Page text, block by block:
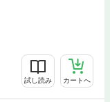
試し読み カートへ